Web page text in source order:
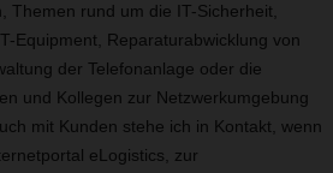
Themen rund um die IT-Sicherheit,
Equipment, Reparaturabwicklung von
der Telefonanlage oder die
und Kollegen zur Netzwerkumgebung
mit Kunden stehe ich in Kontakt, wenn
eLogistics, zur